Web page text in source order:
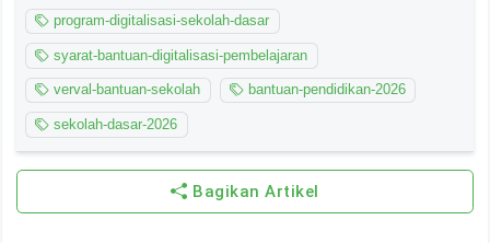
program-digitalisasi-sekolah-dasar
syarat-bantuan-digitalisasi-pembelajaran
verval-bantuan-sekolah bantuan-pendidikan-2026
sekolah-dasar-2026
Bagikan Artikel